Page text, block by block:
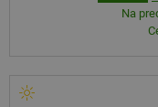
Na